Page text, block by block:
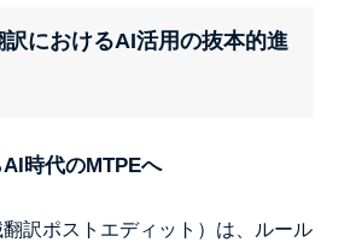
訳におけるAI活用の抜本的進
時代のMTPEへ
訳ポストエディット）は、ルール